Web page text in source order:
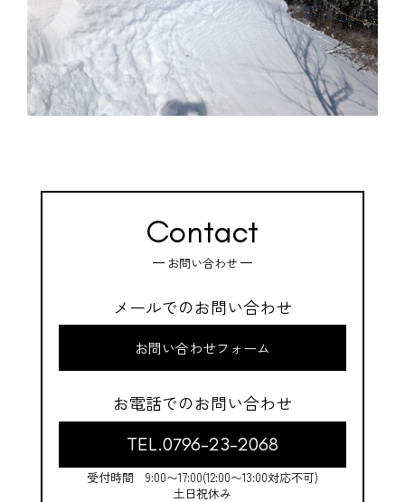
Contact
お問い合わせ
メールでのお問い合わせ
お問い合わせフォーム
お電話でのお問い合わせ
TEL.0796-23-2068
受付時間 9:00〜17:00(12:00〜13:00対応不可)
土日祝休み